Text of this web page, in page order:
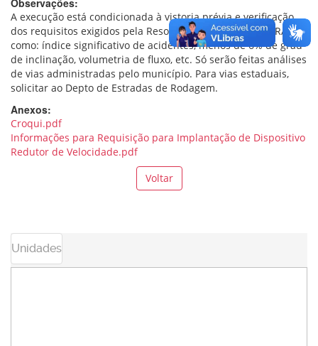
Observações:
A execução está condicionada à vistoria prévia e verificação
dos requisitos exigidos pela Resolução 600/16 do CONTRAN
como: índice significativo de acidentes, menos de 6% de grau
de inclinação, volumetria de fluxo, etc. Só serão feitas análises
de vias administradas pelo município. Para vias estaduais,
solicitar ao Depto de Estradas de Rodagem.
Anexos:
Croqui.pdf
Informações para Requisição para Implantação de Dispositivo
Redutor de Velocidade.pdf
Voltar
Unidades